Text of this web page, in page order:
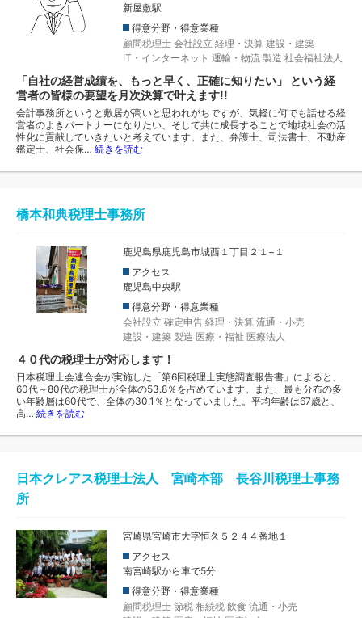
新屋敷駅
得意分野・得意業種
顧問税理士 会社設立 経理・決算 建設・建築
IT・インターネット 運輸・物流 製造 社会福祉法人
「自社の経営成績を、もっと早く、正確に知りたい」 という経
営者の皆様の要望を月次決算で叶えます!!
会計事務所というと敷居が高いと思われがちですが、気軽に何でも話せる経
営者のよきパートナーになりたい、そして共に成長することで地域社会の活
性化に貢献していきたいと考えています。また、弁護士、司法書士、不動産
鑑定士、社会保… 続きを読む
橋本和典税理士事務所
鹿児島県鹿児島市城西１丁目２１−１
アクセス
鹿児島中央駅
得意分野・得意業種
会社設立 確定申告 経理・決算 流通・小売
建設・建築 製造 医療・福祉 医療法人
４０代の税理士が対応します！
日本税理士会連合会が実施した「第6回税理士実態調査報告書」によると、
60代～80代の税理士が全体の53.8％を占めています。また、最も分布の多
い年齢層は60代で、全体の30.1％となっていました。平均年齢は67歳と、
高… 続きを読む
日本クレアス税理士法人 宮崎本部 長谷川税理士事務
所
宮崎県宮崎市大字恒久５２４４番地１
アクセス
南宮崎駅から車で5分
得意分野・得意業種
顧問税理士 節税 相続税 飲食 流通・小売